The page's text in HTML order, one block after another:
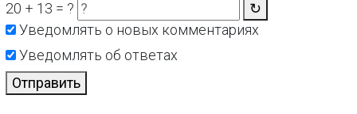
20 + 13 = ?
↻
Уведомлять о новых комментариях
Уведомлять об ответах
Отправить